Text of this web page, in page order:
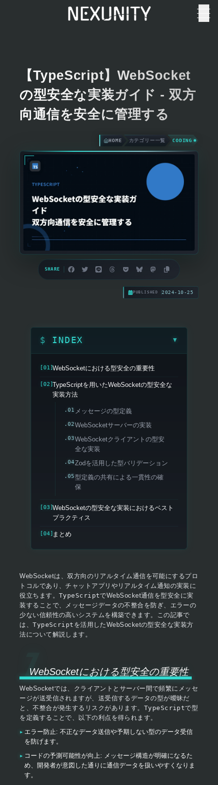
【TypeScript】WebSocket
の型安全な実装ガイド - 双方
向通信を安全に管理する
HOME カテゴリー一覧 CODING
SHARE
PUBLISHED 2024-10-25
INDEX ▼
WebSocketにおける型安全の重要性
TypeScriptを用いたWebSocketの型安全な
実装方法
メッセージの型定義
WebSocketサーバーの実装
WebSocketクライアントの型安
全な実装
Zodを活用した型バリデーション
型定義の共有による一貫性の確
保
WebSocketの型安全な実装におけるベスト
プラクティス
まとめ
WebSocketは、双方向のリアルタイム通信を可能にするプロ
トコルであり、チャットアプリやリアルタイム通知の実装に
役立ちます。 TypeScriptでWebSocket通信を型安全に実
装することで、メッセージデータの不整合を防ぎ、エラーの
少ない信頼性の高いシステムを構築できます。この記事で
は、TypeScript を活用したWebSocketの型安全な実装方
法について解説します。
WebSocketにおける型安全の重要性
WebSocketでは、クライアントとサーバー間で頻繁にメッセ
ージが送受信されますが、送受信するデータの型が曖昧だ
と、不整合が発生するリスクがあります。 TypeScriptで型
を定義することで、以下の利点を得られます。
エラー防止: 不正なデータ送信や予期しない型のデータ受信
を防げます。
コードの予測可能性が向上: メッセージ構造が明確になるた
め、開発者が意図した通りに通信データを扱いやすくなりま
す。